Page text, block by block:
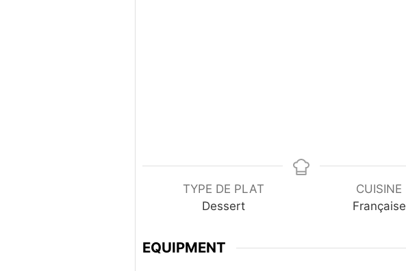
TYPE DE PLAT
Dessert
CUISINE
Française
EQUIPMENT